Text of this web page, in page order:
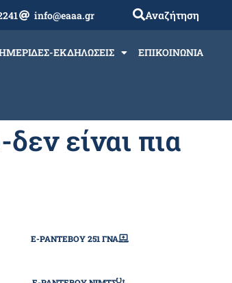
info@eaaa.gr Αναζήτηση
ΕΚΔΗΛΩΣΕΙΣ ΕΠΙΚΟΙΝΩΝΙΑ
είναι πια
E-ΡΑΝΤΕΒΟΎ 251 ΓΝΑ